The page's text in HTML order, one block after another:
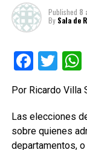
Published 8
By Sala de
Por Ricardo Villa
Las elecciones
sobre quienes
departamentos,